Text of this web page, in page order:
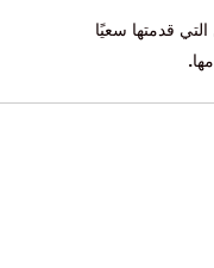
قدمتها سعيًا
.